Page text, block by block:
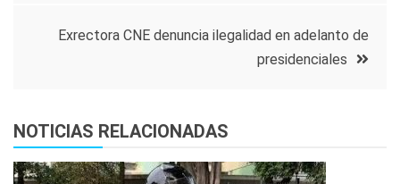
entradas
Exrectora CNE denuncia ilegalidad en adelanto de
presidenciales
NOTICIAS RELACIONADAS